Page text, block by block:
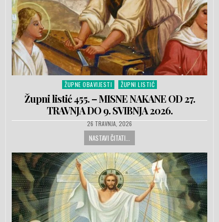
Posted in
ŽUPNE OBAVIJESTI ŽUPNI LISTIĆ
Župni listić 455. – MISNE NAKANE OD 27.
TRAVNJA DO 9. SVIBNJA 2026.
PUBLISHED DATE:
26 TRAVNJA, 2026
NASTAVI ČITATI...